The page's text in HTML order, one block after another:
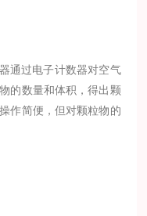
过电子计数器对空气
的数量和体积，得出颗
作简便，但对颗粒物的